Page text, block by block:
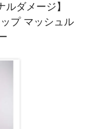
ダメージ】
プ マッシュル